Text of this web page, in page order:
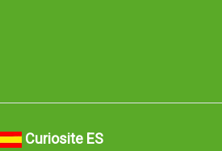
Curiosite ES